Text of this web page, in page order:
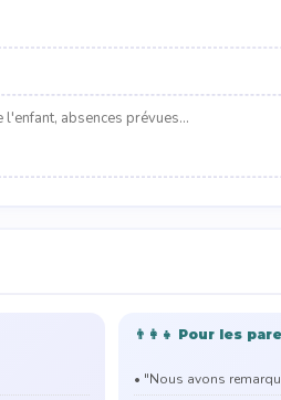
👨‍👩‍👧 Pour les
• "Nous avons